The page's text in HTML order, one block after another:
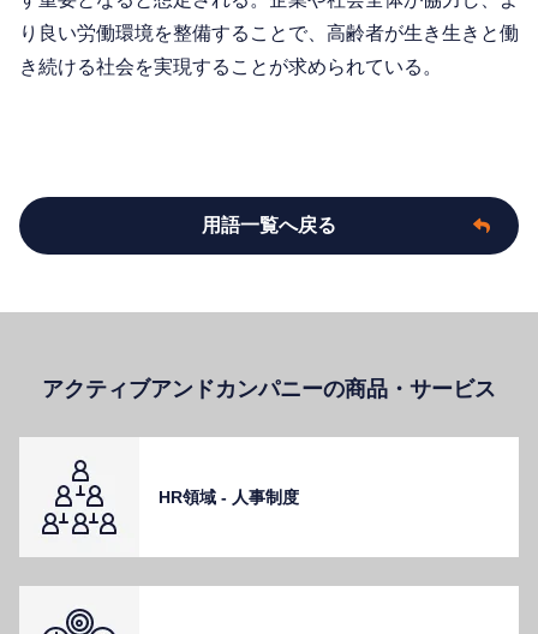
り良い労働環境を整備することで、高齢者が生き生きと働
き続ける社会を実現することが求められている。
用語一覧へ戻る
アクティブアンドカンパニーの商品・サービス
HR領域 - ⼈事制度